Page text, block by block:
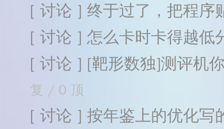
[ 讨论 ] 终于过了，把程序
[ 讨论 ] 怎么卡时卡得越低
[ 讨论 ] [靶形数独]测评
复 / 0 顶
[ 讨论 ] 按年鉴上的优化